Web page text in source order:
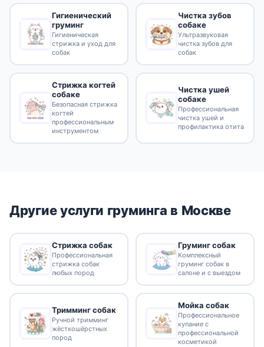
Гигиенический
груминг
Гигиеническая
стрижка и уход для
собак
Чистка зубов
собаке
Ультразвуковая
чистка зубов для
собак
Стрижка когтей
собаке
Безопасная стрижка
когтей
профессиональным
инструментом
Чистка ушей
собаке
Профессиональная
чистка ушей и
профилактика отита
Другие услуги груминга в Москве
Стрижка собак
Профессиональная
стрижка собак
любых пород
Груминг собак
Комплексный
груминг собак в
салоне и с выездом
Тримминг собак
Ручной тримминг
жёсткошёрстных
пород
Мойка собак
Профессиональное
купание с
профессиональной
косметикой